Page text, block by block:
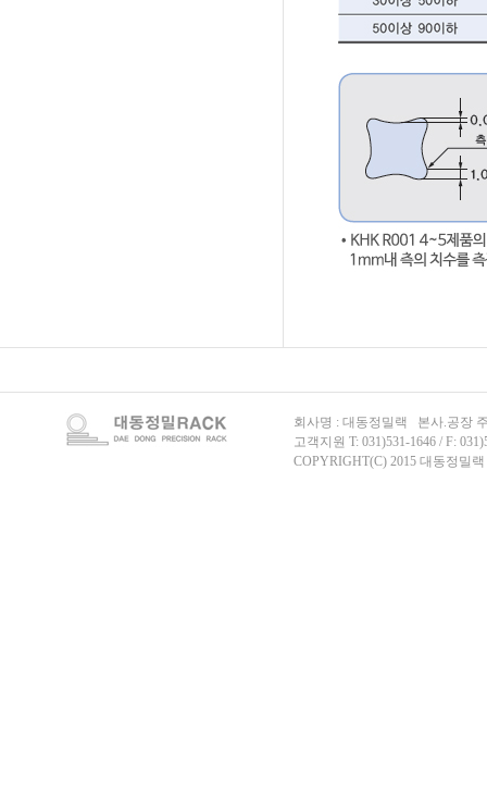
회사명 : 대동정밀랙 본사.공장
고객지원 T: 031)531-1646 / F:
COPYRIGHT(C) 2015 대동정밀